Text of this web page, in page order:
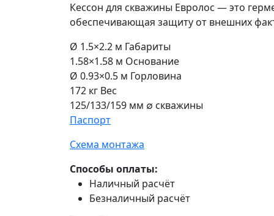
Кессон для скважины Евролос — это
обеспечивающая защиту от внешних
Ø 1.5×2.2 м Габариты
1.58×1.58 м Основание
Ø 0.93×0.5 м Горловина
172 кг Вeс
125/133/159 мм ∅ cкважины
Паспорт
Схема монтажа
Способы оплаты:
Наличный расчёт
Безналичный расчёт